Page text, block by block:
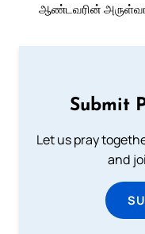
ஆண்டவரின்
Submit
Let us pray
and